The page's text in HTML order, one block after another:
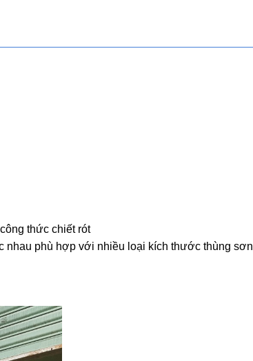
thức chiết rót
nhau phù hợp với nhiều loại kích thước thùng sơn